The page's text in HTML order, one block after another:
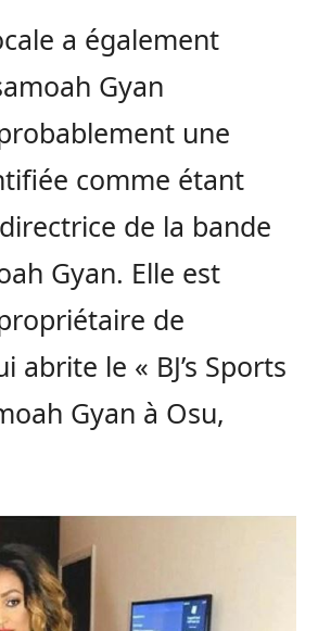
a également
Gyan
une
comme étant
de la bande
Gyan. Elle est
de
abrite le « BJ’s Sports
Gyan à Osu,